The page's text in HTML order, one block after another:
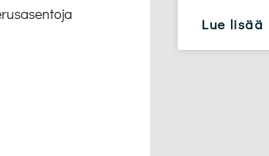
Lue lisää